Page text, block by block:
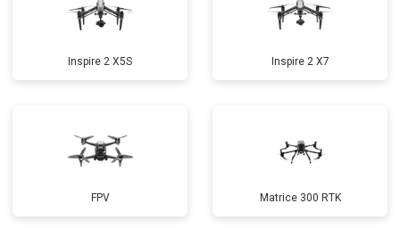
Inspire 2 X5S Inspire 2 X7
FPV Matrice 300 RTK